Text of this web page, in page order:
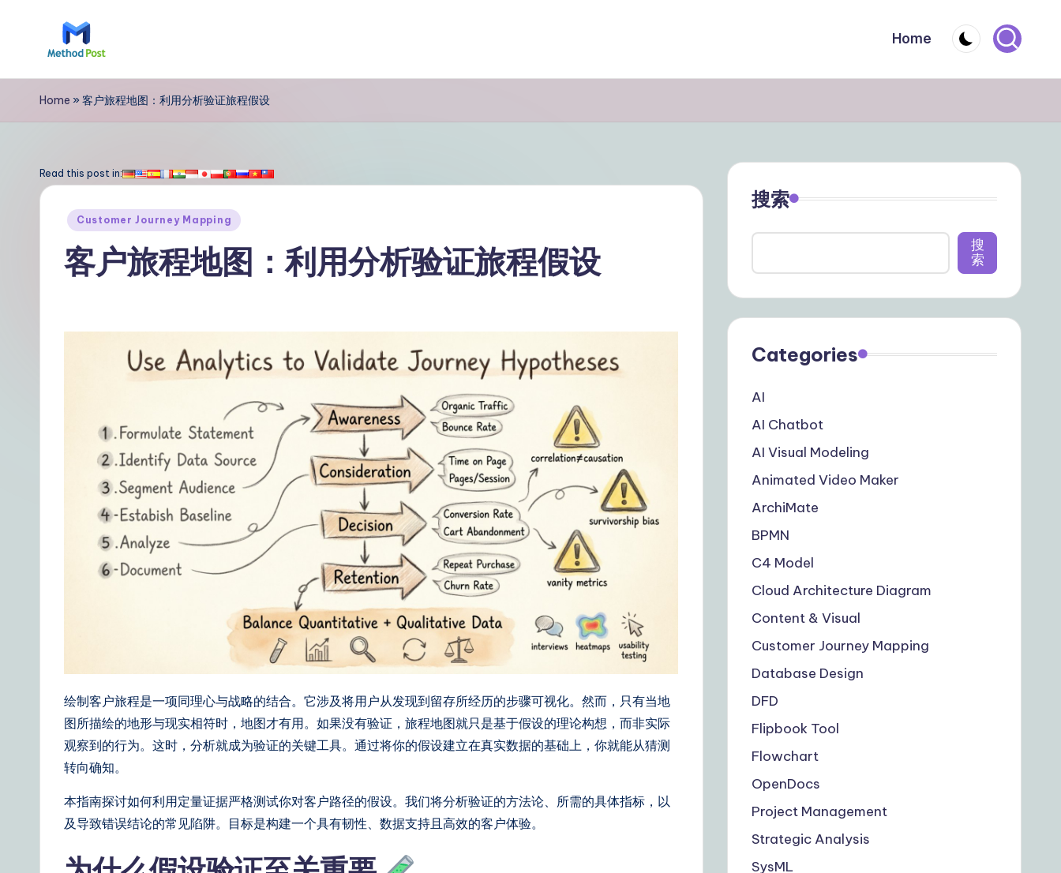
M
e
h
C
hi
Home
Home » 客户旅程地图：利用分析验证旅程假设
Read this post in:
Posted
Customer Journey Mapping
客户旅程地图：利用分析验证旅程假设
绘制客户旅程是一项同理心与战略的结合。它涉及将用户从发现到留存所经历的步骤可视化。然而，只有当地
图所描绘的地形与现实相符时，地图才有用。如果没有验证，旅程地图就只是基于假设的理论构想，而非实际
观察到的行为。这时，分析就成为验证的关键工具。通过将你的假设建立在真实数据的基础上，你就能从猜测
转向确知。
本指南探讨如何利用定量证据严格测试你对客户路径的假设。我们将分析验证的方法论、所需的具体指标，以
及导致错误结论的常见陷阱。目标是构建一个具有韧性、数据支持且高效的客户体验。
搜索
搜
索
Categories
AI
AI Chatbot
AI Visual Modeling
Animated Video Maker
ArchiMate
BPMN
C4 Model
Cloud Architecture Diagram
Content & Visual
Customer Journey Mapping
Database Design
DFD
Flipbook Tool
Flowchart
OpenDocs
Project Management
Strategic Analysis
SysML